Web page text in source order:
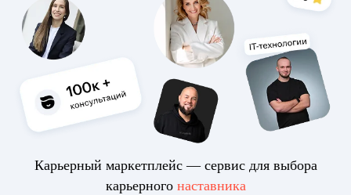
Карьерный маркетплейс — сервис для выбора
карьерного наставника